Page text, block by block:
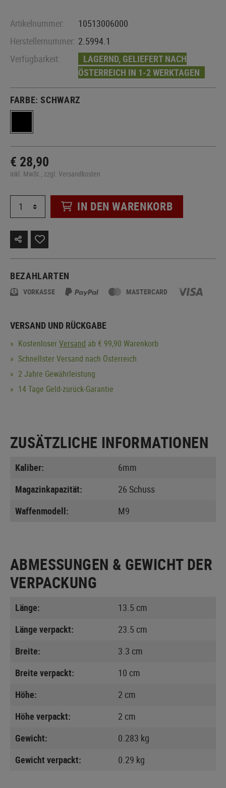
Artikelnummer:
10513006000
Herstellernummer: 2.5994.1
Verfügbarkeit:
LAGERND, GELIEFERT NACH
ÖSTERREICH IN 1-2 WERKTAGEN
FARBE:SCHWARZ
€ 28,90
inkl. MwSt., zzgl. Versandkosten
IN DEN WARENKORB
BEZAHLARTEN
VORKASSE MASTERCARD
VERSAND UND RÜCKGABE
KostenloserVersand ab € 99,90 Warenkorb
Schnellster Versand nach Österreich
2 Jahre Gewährleistung
14 Tage Geld-zurück-Garantie
ZUSÄTZLICHE INFORMATIONEN
Kaliber:
6mm
Magazinkapazität:
26 Schuss
Waffenmodell:
M9
ABMESSUNGEN & GEWICHT DER
VERPACKUNG
Länge:
13.5 cm
Länge verpackt:
23.5 cm
Breite:
3.3 cm
Breite verpackt:
10 cm
Höhe:
2 cm
Höhe verpackt:
2 cm
Gewicht:
0.283 kg
Gewicht verpackt:
0.29 kg